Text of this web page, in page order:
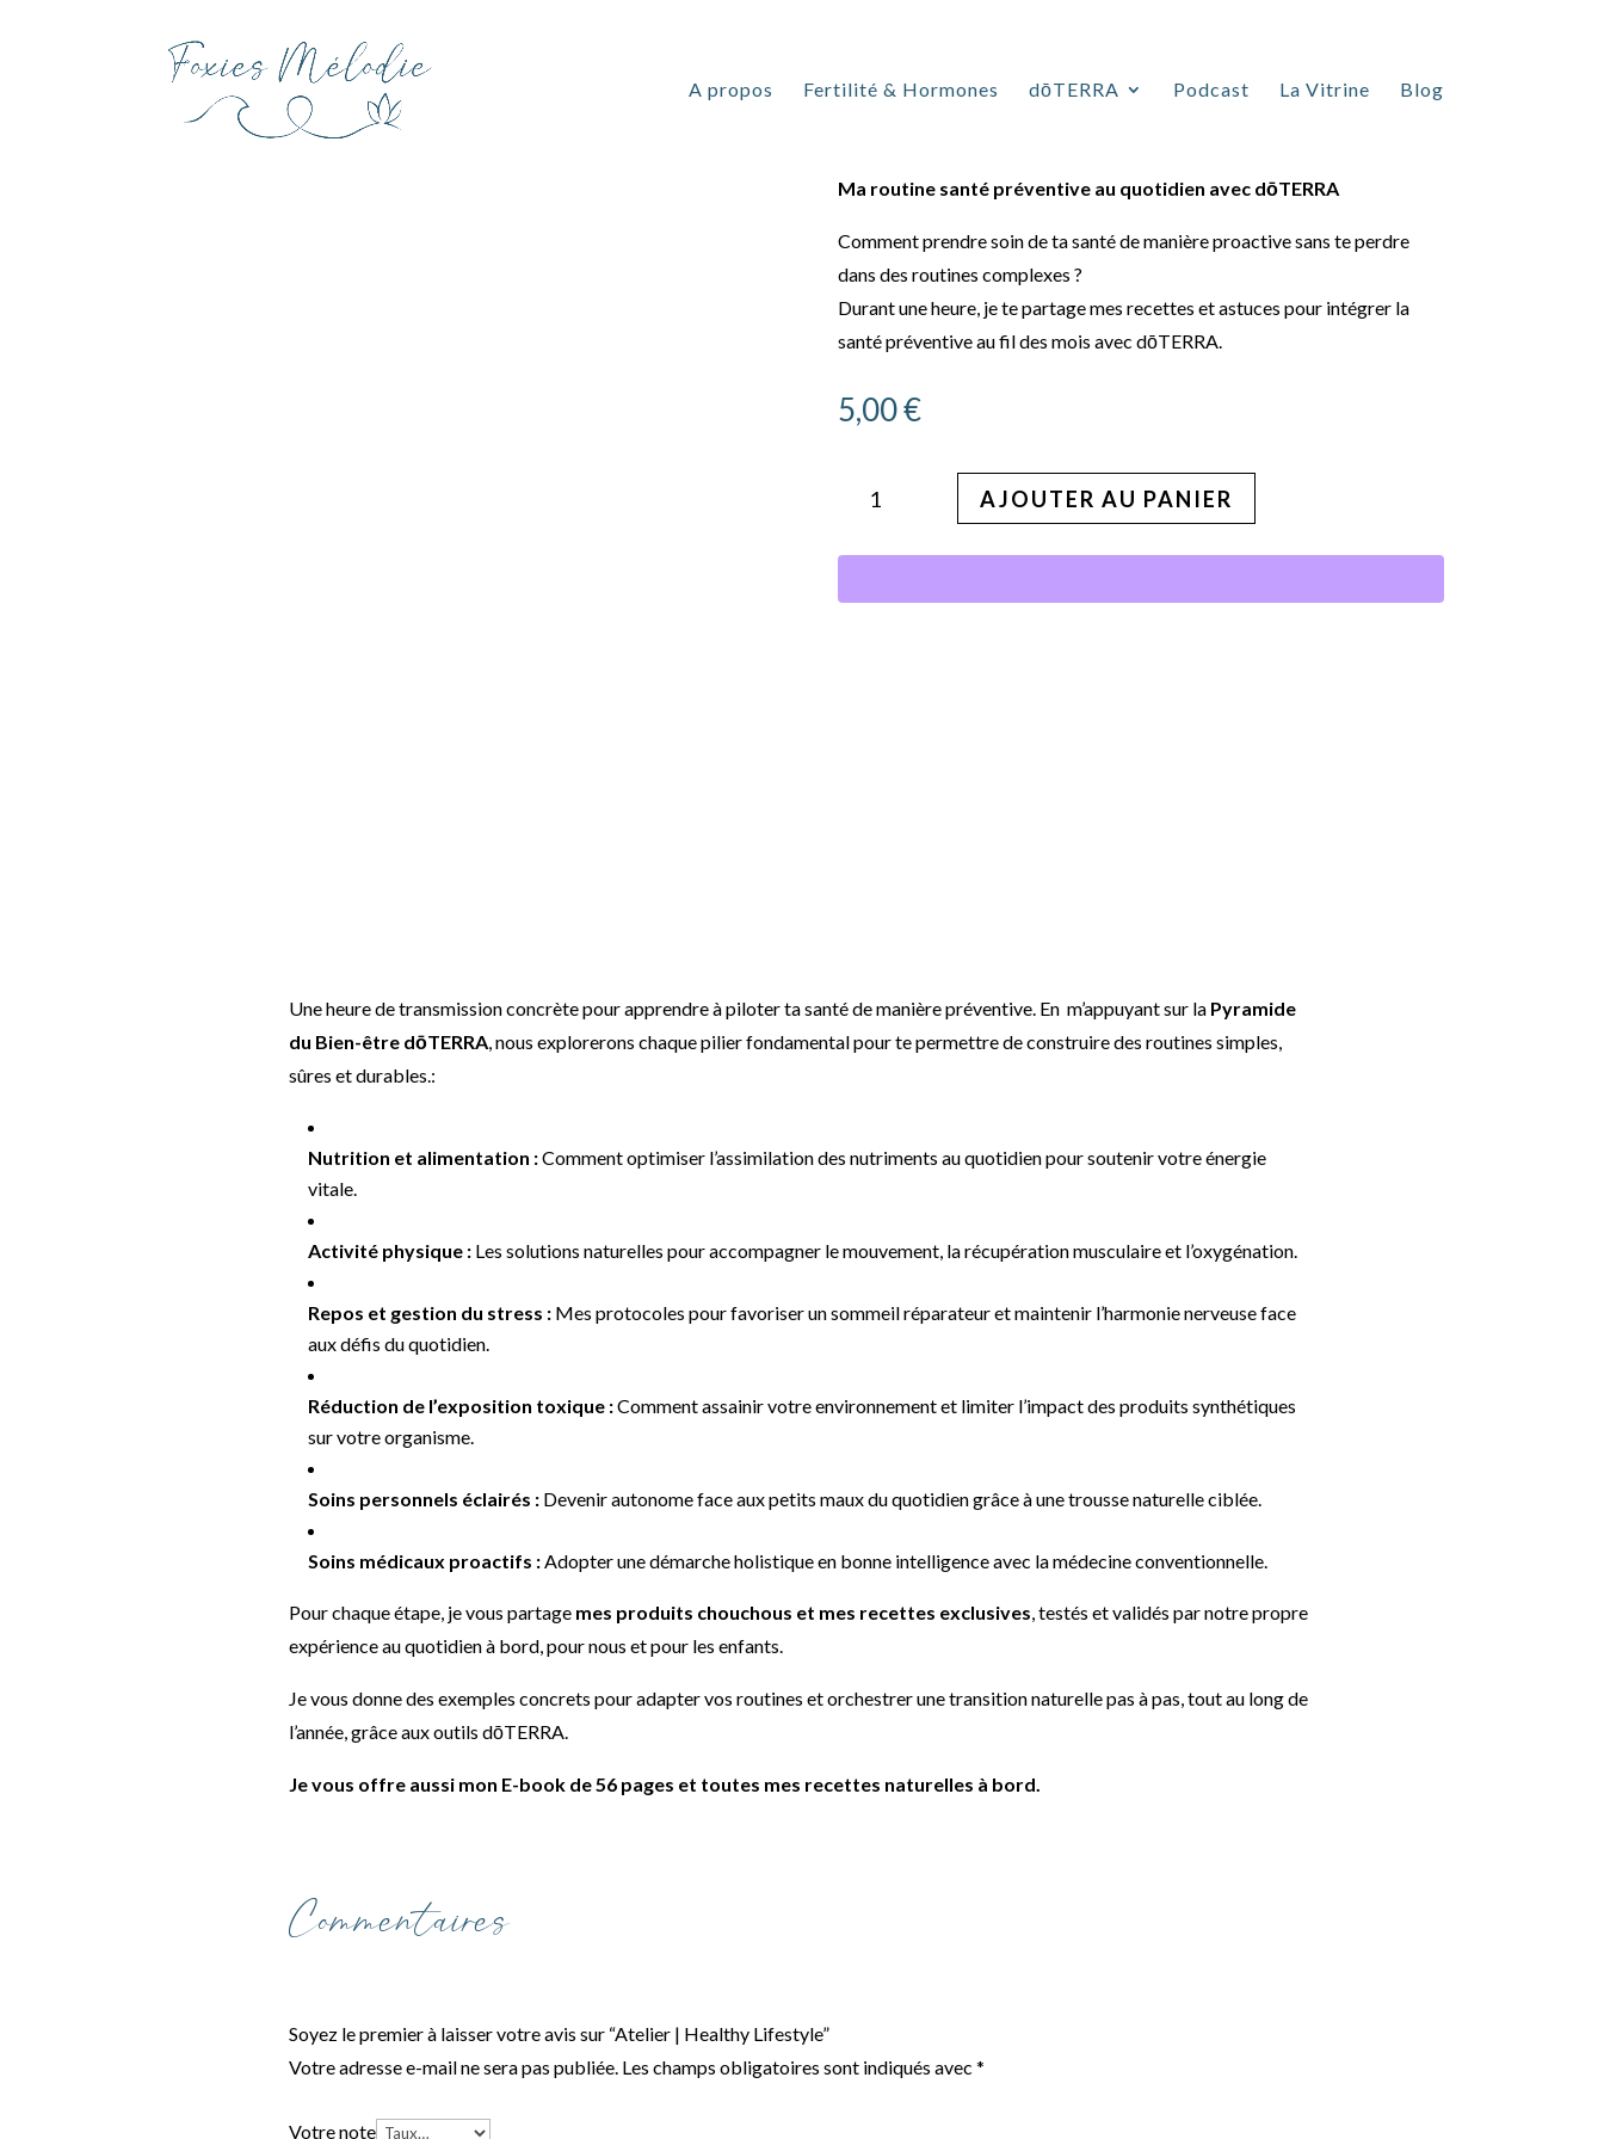
A propos Fertilité & Hormones dōTERRA Podcast La Vitrine Blog
Atelier | Healthy Lifestyle
Ma routine santé préventive au quotidien avec dōTERRA
Comment prendre soin de ta santé de manière proactive sans te perdre
dans des routines complexes ?
Durant une heure, je te partage mes recettes et astuces pour intégrer la
santé préventive au fil des mois avec dōTERRA.
5,00€
Healthy
AJOUTER AU PANIER
Une heure de transmission concrète pour apprendre à piloter ta santé de manière préventive. En m’appuyant sur la Pyramide
du Bien-être dōTERRA, nous explorerons chaque pilier fondamental pour te permettre de construire des routines simples,
sûres et durables.:
Nutrition et alimentation :Comment optimiser l’assimilation des nutriments au quotidien pour soutenir votre énergie
vitale.
Activité physique :Les solutions naturelles pour accompagner le mouvement, la récupération musculaire et l’oxygénation.
Repos et gestion du stress :Mes protocoles pour favoriser un sommeil réparateur et maintenir l’harmonie nerveuse face
aux défis du quotidien.
Réduction de l’exposition toxique :Comment assainir votre environnement et limiter l’impact des produits synthétiques
sur votre organisme.
Soins personnels éclairés :Devenir autonome face aux petits maux du quotidien grâce à une trousse naturelle ciblée.
Soins médicaux proactifs :Adopter une démarche holistique en bonne intelligence avec la médecine conventionnelle.
Pour chaque étape, je vous partage mes produits chouchous et mes recettes exclusives, testés et validés par notre propre
expérience au quotidien à bord, pour nous et pour les enfants.
Je vous donne des exemples concrets pour adapter vos routines et orchestrer une transition naturelle pas à pas, tout au long de
l’année, grâce aux outils dōTERRA.
Je vous offre aussi mon E-book de 56 pages et toutes mes recettes naturelles à bord.
Commentaires
Soyez le premier à laisser votre avis sur “Atelier | Healthy Lifestyle”
Votre adresse e-mail ne sera pas publiée. Les champs obligatoires sont indiqués avec *
Votre note